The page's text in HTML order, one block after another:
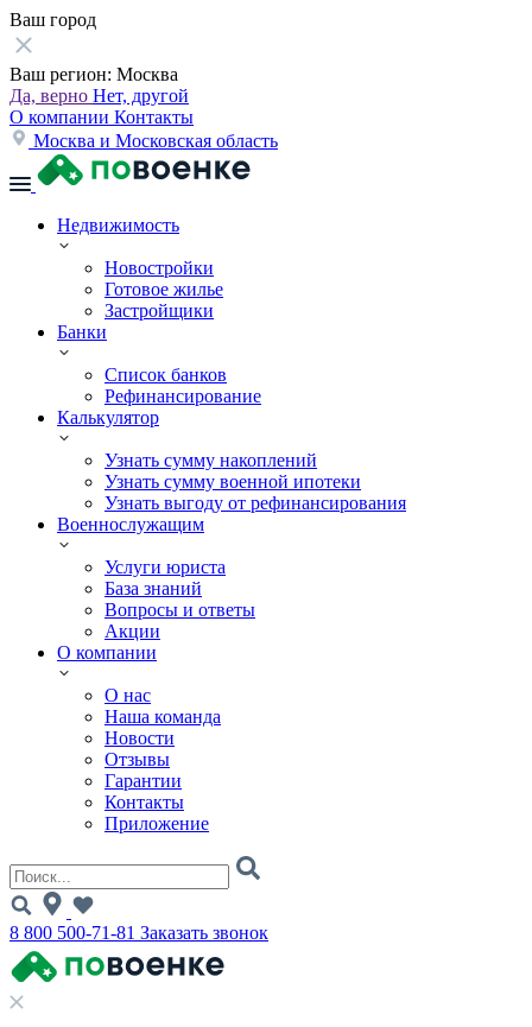
Ваш город
Ваш регион: Москва
Да, верно Нет, другой
О компании Контакты
Москва и Московская область
Недвижимость
Новостройки
Готовое жилье
Застройщики
Банки
Список банков
Рефинансирование
Калькулятор
Узнать сумму накоплений
Узнать сумму военной ипотеки
Узнать выгоду от рефинансирования
Военнослужащим
Услуги юриста
База знаний
Вопросы и ответы
Акции
О компании
О нас
Наша команда
Новости
Отзывы
Гарантии
Контакты
Приложение
8 800 500-71-81 Заказать звонок